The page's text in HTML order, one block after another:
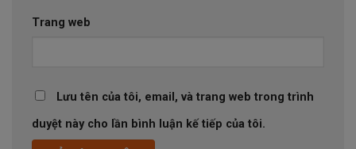
Trang web
Lưu tên của tôi, email, và trang web trong trình
duyệt này cho lần bình luận kế tiếp của tôi.